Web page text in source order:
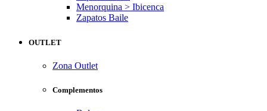
Menorquina > Ibicenca
Zapatos Baile
OUTLET
Zona Outlet
Complementos